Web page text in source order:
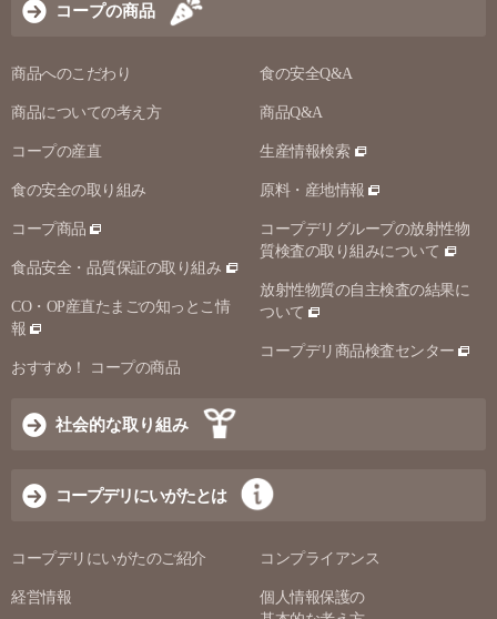
コープの商品
商品へのこだわり
商品についての考え方
コープの産直
食の安全の取り組み
コープ商品
食品安全・品質保証の取り組み
CO・OP産直たまごの知っとこ情
報
おすすめ！ コープの商品
食の安全Q&A
商品Q&A
生産情報検索
原料・産地情報
コープデリグループの放射性物
質検査の取り組みについて
放射性物質の自主検査の結果に
ついて
コープデリ商品検査センター
社会的な取り組み
コープデリにいがたとは
コープデリにいがたのご紹介
経営情報
コンプライアンス
個人情報保護の